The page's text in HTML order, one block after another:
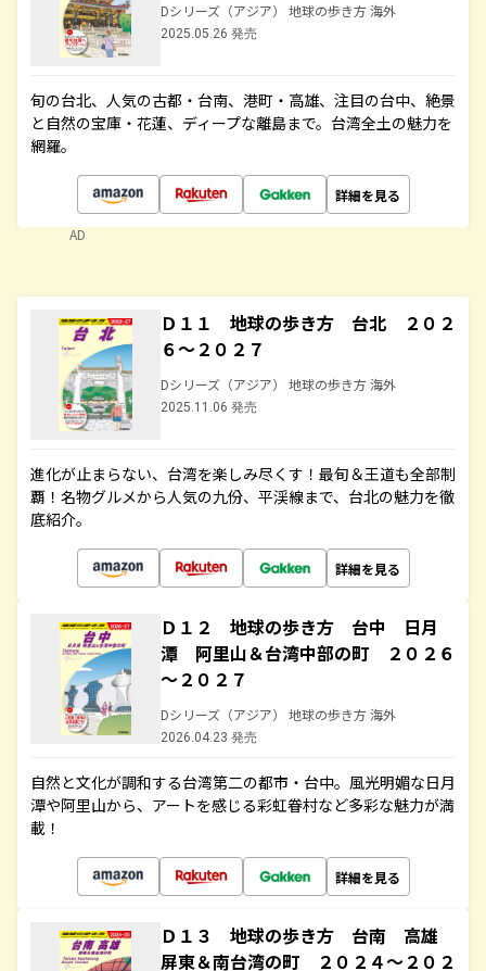
Dシリーズ（アジア） 地球の歩き方 海外
2025.05.26 発売
旬の台北、人気の古都・台南、港町・高雄、注目の台中、絶景
と自然の宝庫・花蓮、ディープな離島まで。台湾全土の魅力を
網羅。
詳細を見る
AD
Ｄ１１ 地球の歩き方 台北 ２０２
６～２０２７
Dシリーズ（アジア） 地球の歩き方 海外
2025.11.06 発売
進化が止まらない、台湾を楽しみ尽くす！最旬＆王道も全部制
覇！名物グルメから人気の九份、平渓線まで、台北の魅力を徹
底紹介。
詳細を見る
Ｄ１２ 地球の歩き方 台中 日月
潭 阿里山＆台湾中部の町 ２０２６
～２０２７
Dシリーズ（アジア） 地球の歩き方 海外
2026.04.23 発売
自然と文化が調和する台湾第二の都市・台中。風光明媚な日月
潭や阿里山から、アートを感じる彩虹眷村など多彩な魅力が満
載！
詳細を見る
Ｄ１３ 地球の歩き方 台南 高雄
屏東＆南台湾の町 ２０２４～２０２